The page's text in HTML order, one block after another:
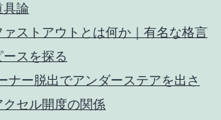
具論
ストアウトとは何か｜有名な格言
スを探る
ナー脱出でアンダーステアを出さ
セル開度の関係